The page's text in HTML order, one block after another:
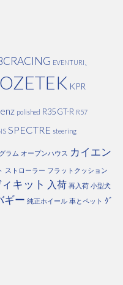
EVENTURI、
KPR
polished R35 GT-R R57
SPECTRE steering
ラム オープンハウス カイエン
ストローラー フラットクッション
キット 入荷 再入荷 小型犬
ギー 純正ホイール 車とペット ｸﾞ